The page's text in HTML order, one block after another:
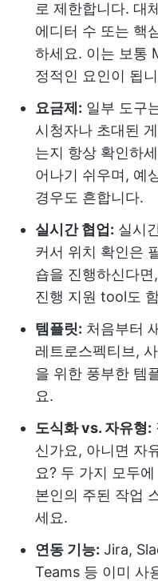
로 제한합니다. 대
에디터 수 또는 핵
하세요. 이는 보통
정적인 요인이 됩
요금제: 일부 도구
시청자나 초대된
는지 항상 확인하
어나기 쉬우며, 예
경우도 흔합니다.
실시간 협업: 실시
커서 위치 확인은
숍을 진행하신다
진행 지원 tool도
템플릿: 처음부터
레트로스펙티브,
을 위한 풍부한 템
요.
도식화 vs. 자유형:
신가요, 아니면 자
요? 두 가지 모두
본인의 주된 작업
세요.
연동 기능: Jira,
Teams 등 이미 사